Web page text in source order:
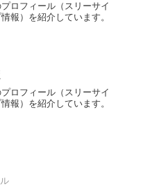
ロフィール（スリーサイ
報）を紹介しています。
ロフィール（スリーサイ
報）を紹介しています。